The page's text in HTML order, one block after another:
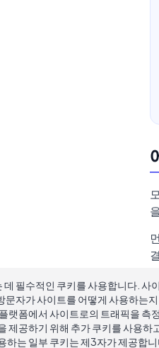
필수적인 쿠키를 사용합니다. 사
문자가 사이트를 어떻게 사용하는지
랫폼에서 사이트로의 트래픽을 측
제공하기 위해 추가 쿠키를 사용하
하는 일부 쿠키는 제3자가 제공합니